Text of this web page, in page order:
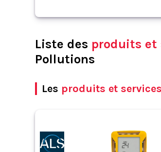
Liste des produits et
Pollutions
Les produits et services